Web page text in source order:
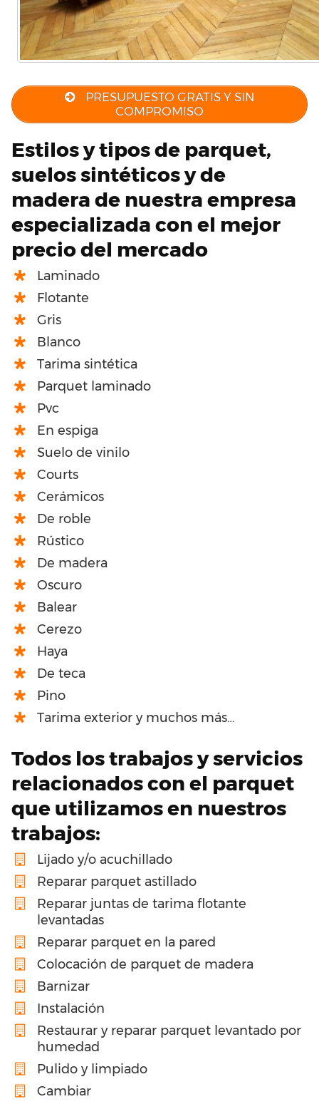
PRESUPUESTO GRATIS Y SIN
COMPROMISO
Estilos y tipos de parquet,
suelos sintéticos y de
madera de nuestra empresa
especializada con el mejor
precio del mercado
Laminado
Flotante
Gris
Blanco
Tarima sintética
Parquet laminado
Pvc
En espiga
Suelo de vinilo
Courts
Cerámicos
De roble
Rústico
De madera
Oscuro
Balear
Cerezo
Haya
De teca
Pino
Tarima exterior y muchos más…
Todos los trabajos y servicios
relacionados con el parquet
que utilizamos en nuestros
trabajos:
Lijado y/o acuchillado
Reparar parquet astillado
Reparar juntas de tarima flotante
levantadas
Reparar parquet en la pared
Colocación de parquet de madera
Barnizar
Instalación
Restaurar y reparar parquet levantado por
humedad
Pulido y limpiado
Cambiar